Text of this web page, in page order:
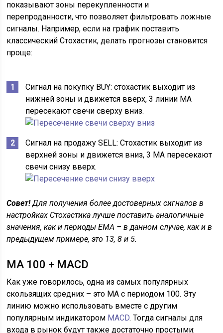
показывают зоны перекупленности и
перепроданности, что позволяет фильтровать ложные
сигналы. Например, если на график поставить
классический Стохастик, делать прогнозы становится
проще:
Сигнал на покупку BUY: стохастик выходит из
нижней зоны и движется вверх, 3 линии MA
пересекают свечи сверху вниз.
Сигнал на продажу SELL: Стохастик выходит из
верхней зоны и движется вниз, 3 MA пересекают
свечи снизу вверх.
Совет!Для получения более достоверных сигналов в
настройках Стохастика лучше поставить аналогичные
значения, как и периоды EMA – в данном случае, как и в
предыдущем примере, это 13, 8 и 5.
MA 100 + MACD
Как уже говорилось, одна из самых популярных
скользящих средних – это MA с периодом 100. Эту
линию можно использовать вместе с другим
популярным индикатором MACD. Тогда сигналы для
входа в рынок будут также достаточно простыми: